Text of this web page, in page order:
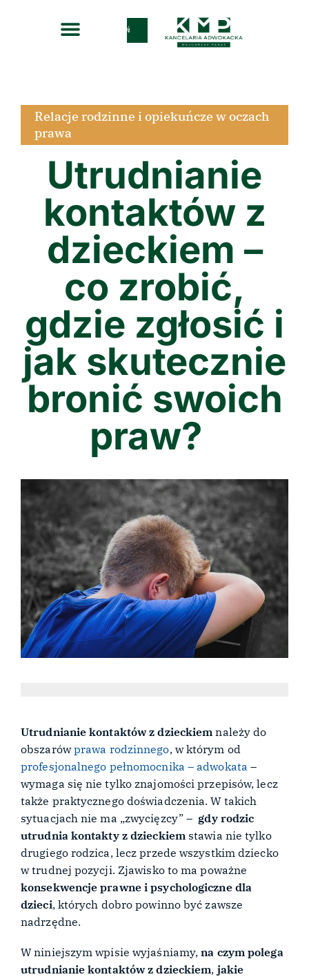
Zadzwoń
Relacje rodzinne i opiekuńcze w oczach
prawa
Utrudnianie
kontaktów z
dzieckiem –
co zrobić,
gdzie zgłosić i
jak skutecznie
bronić swoich
praw?
Utrudnianie kontaktów z dzieckiem należy do
obszarówprawa rodzinnego, w którym od
profesjonalnego pełnomocnika – adwokata –
wymaga się nie tylko znajomości przepisów, lecz
także praktycznego doświadczenia. W takich
sytuacjach nie ma „zwycięzcy” – gdy rodzic
utrudnia kontakty z dzieckiem stawia nie tylko
drugiego rodzica, lecz przede wszystkim dziecko
w trudnej pozycji. Zjawisko to ma poważne
konsekwencje prawne i psychologiczne dla
dzieci, których dobro powinno być zawsze
nadrzędne.
W niniejszym wpisie wyjaśniamy,na czym polega
utrudnianie kontaktów z dzieckiem, jakie